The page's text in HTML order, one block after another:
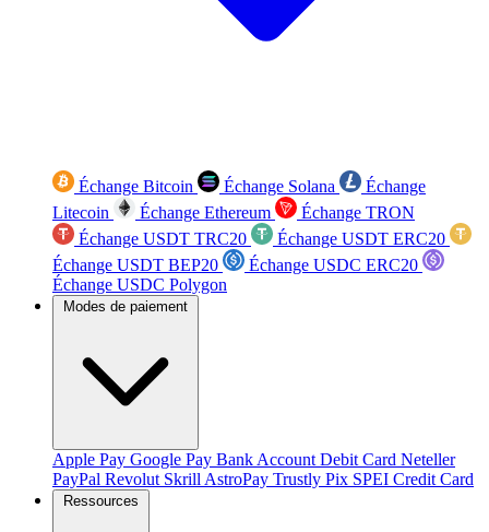
Échange Bitcoin Échange Solana
Échange
Litecoin
Échange Ethereum
Échange TRON
Échange USDT TRC20
Échange USDT ERC20
Échange USDT BEP20
Échange USDC ERC20
Échange USDC Polygon
Modes de paiement
Apple Pay Google Pay Bank Account Debit Card Neteller
PayPal Revolut Skrill AstroPay Trustly Pix SPEI Credit Card
Ressources